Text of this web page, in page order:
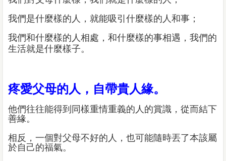
我們是什麼樣的人，就能吸引什麼樣的人和事；
我們和什麼樣的人相處，和什麼樣的事相遇，我們的
生活就是什麼樣子。
疼愛父母的人，自帶貴人緣。
他們往往能得到同樣重情重義的人的賞識，從而結下
善緣。
相反，一個對父母不好的人，也可能隨時丟了本該屬
於自己的福氣。